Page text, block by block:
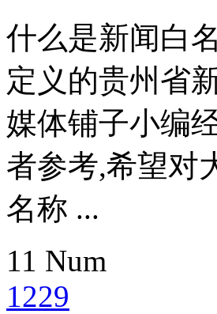
什么是新闻白
定义的贵州省
媒体铺子小编
者参考,希望对
名称 ...
11 Num
1229